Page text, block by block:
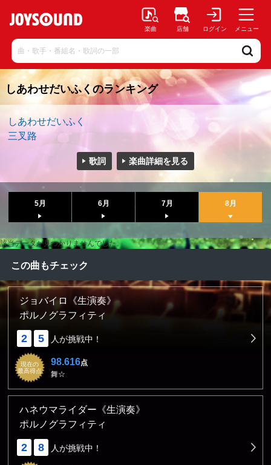
楽曲 店舗 ログイン メニュー
しあわせだいふくのランキング
しあわせだいふく
三叉路
歌詞 楽曲詳細を見る
5月 6月 7月 8月
該当データが見つかりませんでした。
この曲もチェック
ジョバイロ《生演奏》
ポルノグラフィティ
2 5 人が挑戦中！
現在の
最高得点
98.616点
舞☆
ハネウマライダー《生演奏》
ポルノグラフィティ
2 8 人が挑戦中！